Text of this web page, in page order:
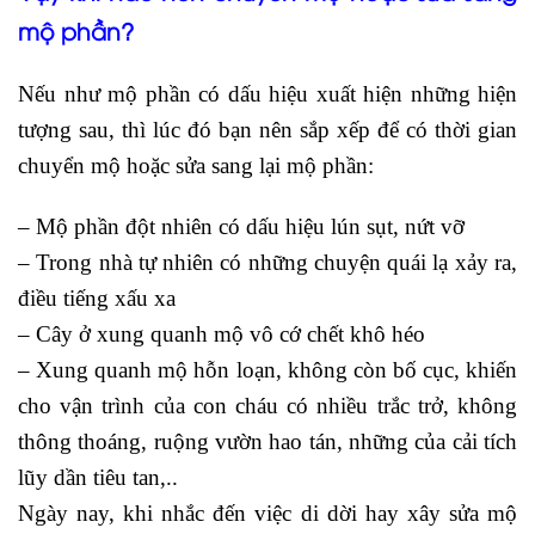
mộ phần?
Nếu như mộ phần có dấu hiệu xuất hiện những hiện
tượng sau, thì lúc đó bạn nên sắp xếp để có thời gian
chuyển mộ hoặc sửa sang lại mộ phần:
– Mộ phần đột nhiên có dấu hiệu lún sụt, nứt vỡ
– Trong nhà tự nhiên có những chuyện quái lạ xảy ra,
điều tiếng xấu xa
– Cây ở xung quanh mộ vô cớ chết khô héo
– Xung quanh mộ hỗn loạn, không còn bố cục, khiến
cho vận trình của con cháu có nhiều trắc trở, không
thông thoáng, ruộng vườn hao tán, những của cải tích
lũy dần tiêu tan,..
Ngày nay, khi nhắc đến việc di dời hay xây sửa mộ